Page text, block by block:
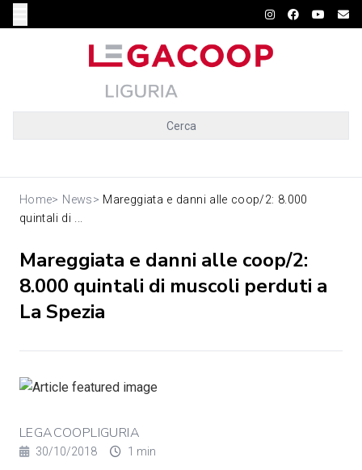
Cerca
Home> News> Mareggiata e danni alle coop/2: 8.000
quintali di ...
Mareggiata e danni alle coop/2:
8.000 quintali di muscoli perduti a
La Spezia
LEGACOOPLIGURIA
30/10/2018 1 min